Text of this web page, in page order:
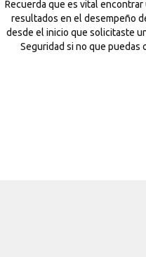
Recuerda que es vital
resultados en el desempeño
desde el inicio que solicitaste
Seguridad si no que